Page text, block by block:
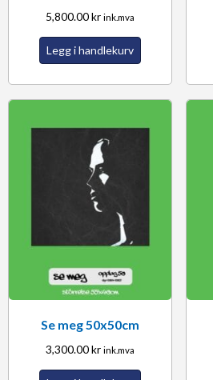
5,800.00kr ink.mva
Legg i handlekurv
Se meg 50x50cm
3,300.00kr ink.mva